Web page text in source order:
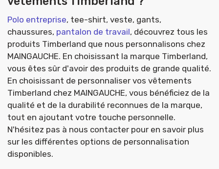
Polo entreprise, tee-shirt, veste, gants,
chaussures, pantalon de travail, découvrez tous les
produits Timberland que nous personnalisons chez
MAINGAUCHE. En choisissant la marque Timberland,
vous êtes sûr d'avoir des produits de grande qualité.
En choisissant de personnaliser vos vêtements
Timberland chez MAINGAUCHE, vous bénéficiez de la
qualité et de la durabilité reconnues de la marque,
tout en ajoutant votre touche personnelle.
N'hésitez pas à nous contacter pour en savoir plus
sur les différentes options de personnalisation
disponibles.